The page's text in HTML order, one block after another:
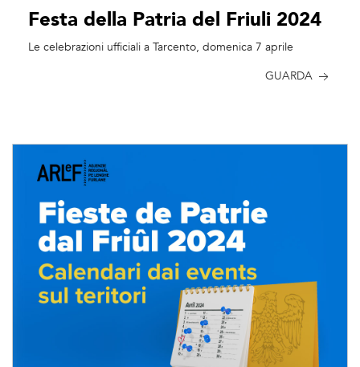
Festa della Patria del Friuli 2024
Le celebrazioni ufficiali a Tarcento, domenica 7 aprile
GUARDA